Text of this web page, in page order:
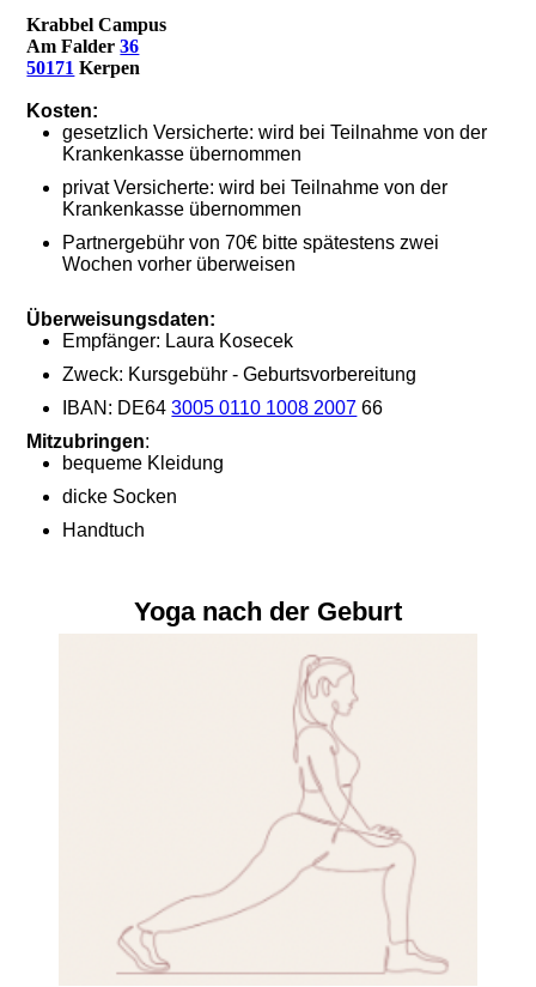
Krabbel Campus
Am Falder36
50171 Kerpen
Kosten:
gesetzlich Versicherte: wird bei Teilnahme von der
Krankenkasse übernommen
privat Versicherte: wird bei Teilnahme von der
Krankenkasse übernommen
Partnergebühr von 70€ bitte spätestens zwei
Wochen vorher überweisen
Überweisungsdaten:
Empfänger: Laura Kosecek
Zweck: Kursgebühr - Geburtsvorbereitung
IBAN: DE643005 0110 1008 2007 66
Mitzubringen:
bequeme Kleidung
dicke Socken
Handtuch
Yoga nach der Geburt